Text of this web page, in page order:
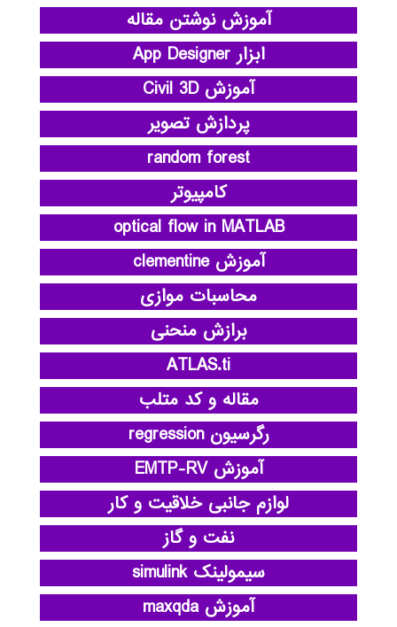
آموزش نوشتن مقاله
ابزار App Designer
آموزش Civil 3D
پردازش تصویر
random forest
کامپیوتر
optical flow in MATLAB
آموزش clementine
محاسبات موازی
برازش منحنی
ATLAS.ti
مقاله و کد متلب
رگرسیون regression
آموزش EMTP-RV
لوازم جانبی خلاقیت و کار
نفت و گاز
سیمولینک simulink
آموزش maxqda